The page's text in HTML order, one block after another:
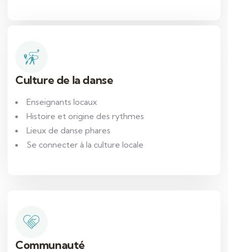
Culture de la danse
Enseignants locaux
Histoire et origine des rythmes
Lieux de danse phares
Se connecter à la culture locale
Communauté